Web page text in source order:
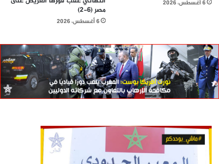
6 أغسطس، 2026
مصر (6-2)
6 أغسطس، 2026